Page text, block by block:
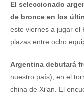
El seleccionado
de bronce en los
este viernes a jugar el
plazas entre ocho
Argentina debutará
nuestro país), en el
china de Xi’an. El